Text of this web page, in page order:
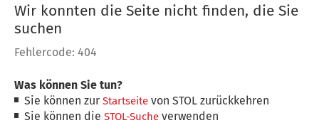
Wir konnten die Seite nicht finden, die Sie
suchen
Fehlercode: 404
Was können Sie tun?
Sie können zurStartseite von STOL zurückkehren
Sie können dieSTOL-Suche verwenden